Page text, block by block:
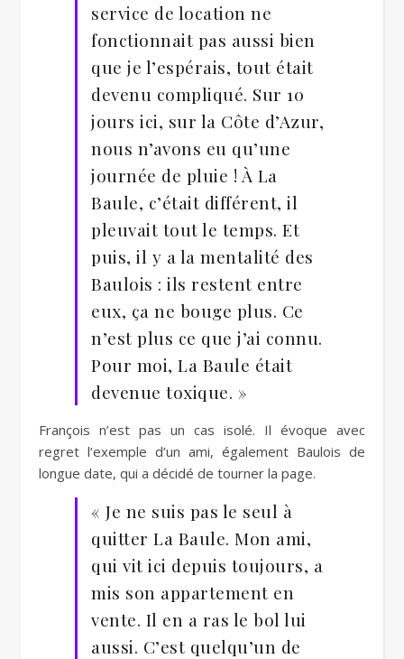
service de location ne
fonctionnait pas aussi bien
que je l’espérais, tout était
devenu compliqué. Sur 10
jours ici, sur la Côte d’Azur,
nous n’avons eu qu’une
journée de pluie ! À La
Baule, c’était différent, il
pleuvait tout le temps. Et
puis, il y a la mentalité des
Baulois : ils restent entre
eux, ça ne bouge plus. Ce
n’est plus ce que j’ai connu.
Pour moi, La Baule était
devenue toxique. »
François n’est pas un cas isolé. Il évoque avec
regret l’exemple d’un ami, également Baulois de
longue date, qui a décidé de tourner la page.
« Je ne suis pas le seul à
quitter La Baule. Mon ami,
qui vit ici depuis toujours, a
mis son appartement en
vente. Il en a ras le bol lui
aussi. C’est quelqu’un de